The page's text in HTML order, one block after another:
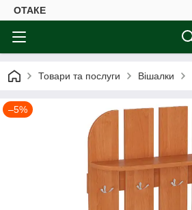
ОТАКЕ
Товари та послуги Вішалки
–5%